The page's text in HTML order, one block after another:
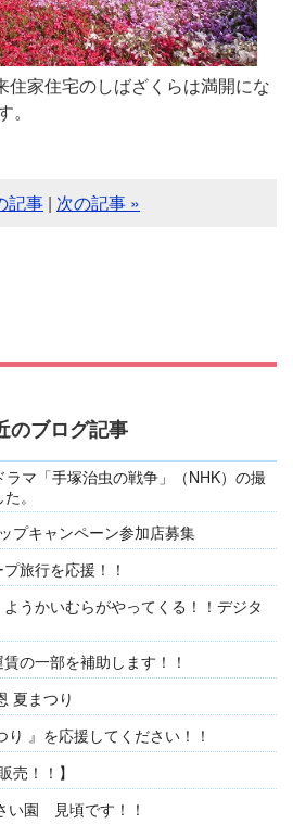
住家住宅のしばざくらは満開にな
記事 | 次の記事 »
のブログ記事
ラマ「手塚治虫の戦争」（NHK）の撮
。
プキャンペーン参加店募集
旅行を応援！！
うかいむらがやってくる！！デジタ
の一部を補助します！！
夏まつり
り 』を応援してください！！
売！！】
い園 見頃です！！